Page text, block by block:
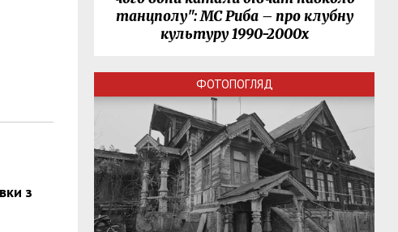
з
танцполу": МС Риба – про клубну
культуру 1990-2000х
ФОТОПОГЛЯД